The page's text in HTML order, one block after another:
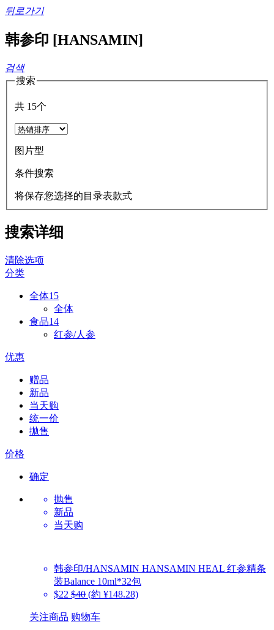
뒤로가기
韩参印 [HANSAMIN]
검색
搜索
共 15个
图片型
条件搜索
将保存您选择的目录表款式
搜索详细
清除选项
分类
全体15
全体
食品14
红参/人参
优惠
赠品
新品
当天购
统一价
拋售
价格
确定
抛售
新品
当天购
韩参印/HANSAMIN HANSAMIN HEAL 红参精条
装Balance 10ml*32包
$22 $40 (約 ¥148.28)
关注商品 购物车